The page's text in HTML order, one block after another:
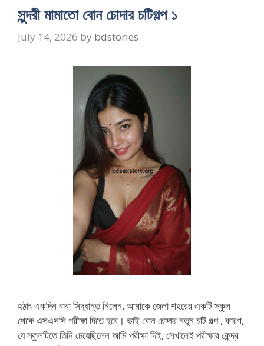
সুন্দরী মামাতো বোন চোদার চটিগল্প ১
July 14, 2026 by bdstories
হঠাৎ একদিন বাবা সিদ্ধান্ত নিলেন, আমাকে জেলা শহরের একটি স্কুল
থেকে এসএসসি পরীক্ষা দিতে হবে। ভাই বোন চোদার নতুন চটি গল্প , কারণ,
যে স্কুলটিতে তিনি চেয়েছিলেন আমি পরীক্ষা দিই, সেখানেই পরীক্ষার কেন্দ্র